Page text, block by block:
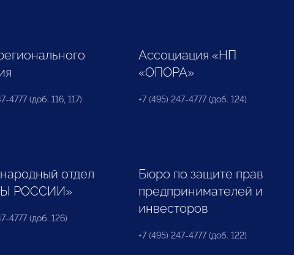
4777 (доб. 116, 117)
Ассоциация «НП
«ОПОРА»
+7 (495) 247-4777 (доб. 124)
отдел
РОССИИ»
4777 (доб. 126)
Бюро по защите прав
предпринимателей и
инвесторов
+7 (495) 247-4777 (доб. 122)